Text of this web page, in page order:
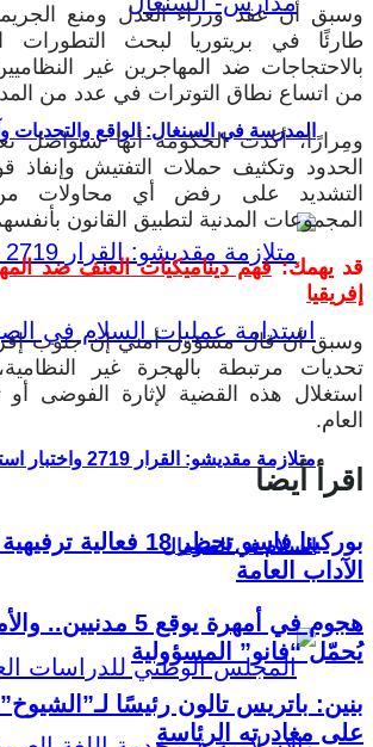
المدرسة في السنغال: الواقع والتحديات
متلازمة مقديشو:
السلام في الصومال
وسبق أن عقد وزراء العدل ومنع
طارئًا في بريتوريا لبحث التطورات
بالاحتجاجات ضد المهاجرين غير
من اتساع نطاق التوترات في عدد من
ومِرارًا، أكدت الحكومة أنها ستواصل
الحدود وتكثيف حملات التفتيش وإنفاذ
التشديد على رفض أي محاولات من
المجموعات المدنية لتطبيق القانون
قد يهمك:فهم ديناميكيات العنف ضد
إفريقيا
وسبق أن قال مسؤول أمني إن جنوب
تحديات مرتبطة بالهجرة غير
استغلال هذه القضية لإثارة الفوضى أو
العام.
اقرأ أيضا
بوركينا فاسو تحظر 18
الآداب العامة
هجوم في أمهرة يوقع 5
يُحمّل “فانو” المسؤولية
على مغادرته الرئاسة